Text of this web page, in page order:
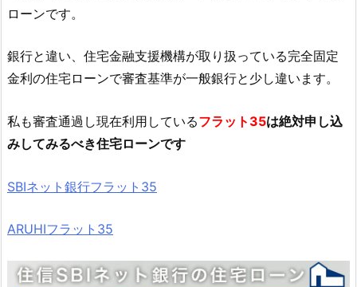
ローンです。
銀行と違い、住宅金融支援機構が取り扱っている完全固定
金利の住宅ローンで審査基準が一般銀行と少し違います。
私も審査通過し現在利用しているフラット35は絶対申し込
みしてみるべき住宅ローンです
SBIネット銀行フラット35
ARUHIフラット35